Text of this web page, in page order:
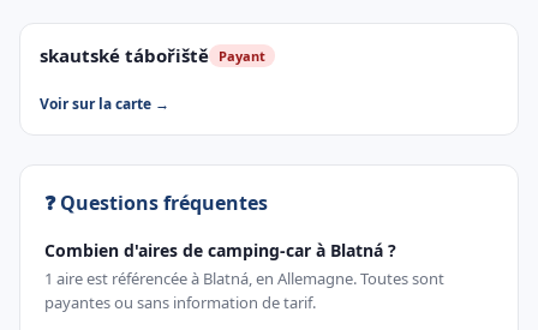
skautské tábořiště Payant
Voir sur la carte →
❓ Questions fréquentes
Combien d'aires de camping-car à Blatná ?
1 aire est référencée à Blatná, en Allemagne. Toutes sont
payantes ou sans information de tarif.